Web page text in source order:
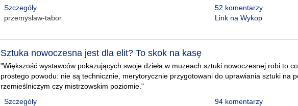
Szczegóły
przemyslaw-tabor
52 komentarzy
Link na Wykop
Sztuka nowoczesna jest dla elit? To skok na kasę
"Większość wystawców pokazujących swoje dzieła w muzeach sztuki nowoczesnej robi to
prostego powodu: nie są technicznie, merytorycznie przygotowani do uprawiania sztuki na
rzemieślniczym czy mistrzowskim poziomie."
Szczegóły
94 komentarzy